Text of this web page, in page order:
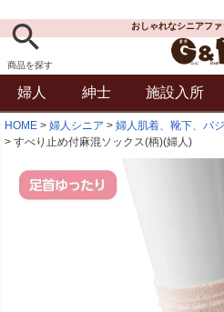
商品を探す
おしゃれなシニアフ
婦人 紳士 施設入所
HOME 婦人シニア 婦人肌着、靴下、パ
すべり止め付麻混ソックス(柄)(婦人)